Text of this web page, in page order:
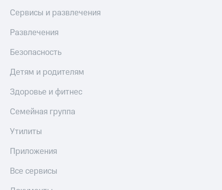
Сервисы и развлечения
Развлечения
Безопасность
Детям и родителям
Здоровье и фитнес
Семейная группа
Утилиты
Приложения
Все сервисы